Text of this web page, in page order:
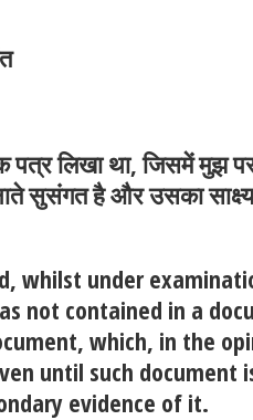
लिखा था, जिसमें मुझ
है और उसका साक्ष्य
whilst under
not contained in a
which, in the
until such document
evidence of it.